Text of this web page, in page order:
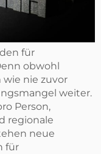
für
obwohl
nie zuvor
weiter.
Person,
regionale
neue
für